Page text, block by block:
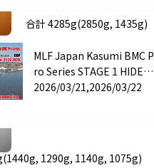
合計 4285g(2850g, 1435g)
MLF Japan Kasumi BMC P
ro Series STAGE 1 HIDEU
P CUP
2026/03/21,2026/03/22
1290g, 1140g, 1075g)